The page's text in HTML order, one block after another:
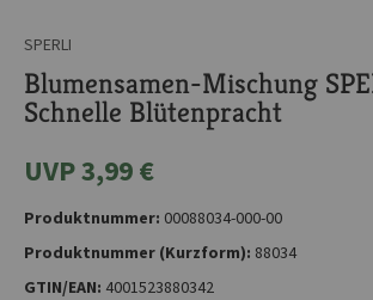
SPERLI
Blumensamen-Mischung
Schnelle Blütenpracht
UVP 3,99 €
Produktnummer: 00088034-000-00
Produktnummer (Kurzform): 88034
GTIN/EAN: 4001523880342